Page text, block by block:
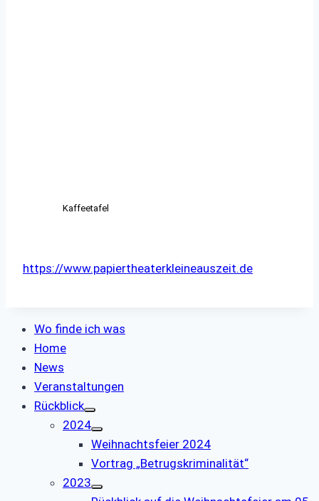
Kaffeetafel
https://www.papiertheaterkleineauszeit.de
Wo finde ich was
Home
News
Veranstaltungen
Rückblick
2024
Weihnachtsfeier 2024
Vortrag „Betrugskriminalität“
2023